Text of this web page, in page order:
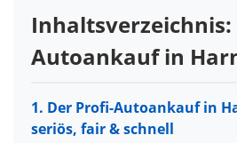
Inhaltsverzeichnis:
Autoankauf in
1. Der Profi-Autoankauf in
seriös, fair & schnell